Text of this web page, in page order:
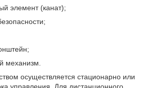
элемент (канат);
механизм.
осуществляется стационарно или
управления. Для дистанционного